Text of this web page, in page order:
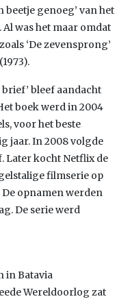
beetje genoeg’ van het
was het maar omdat
‘De zevensprong’
bleef aandacht
boek werd in 2004
voor het beste
jaar. In 2008 volgde
Later kocht Netflix de
filmserie op
De opnamen werden
De serie werd
in Batavia
Wereldoorlog zat